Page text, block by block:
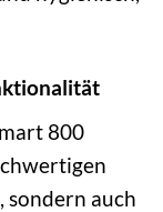
800
auch